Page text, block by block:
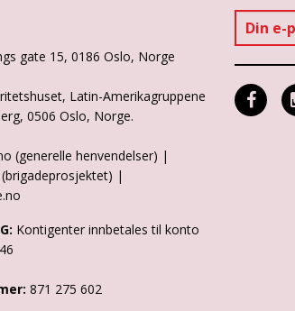
gate 15, 0186 Oslo, Norge
Latin-Amerikagruppene
0506 Oslo, Norge.
(generelle henvendelser) |
|
Kontigenter innbetales til konto
871 275 602